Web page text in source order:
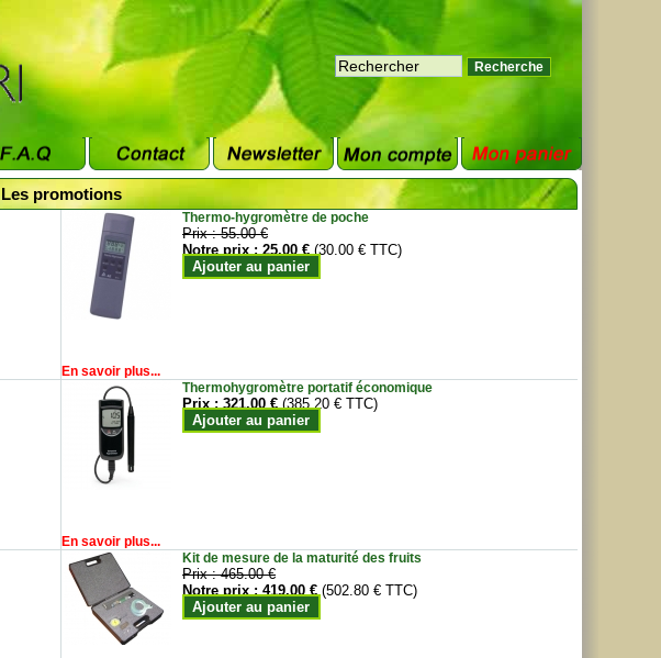
Les promotions
Thermo-hygromètre de poche
Prix :55.00 €
Notre prix :25.00 € (30.00 € TTC)
Ajouter au panier
En savoir plus...
Thermohygromètre portatif économique
Prix :321.00 € (385.20 € TTC)
Ajouter au panier
En savoir plus...
Kit de mesure de la maturité des fruits
Prix :465.00 €
Notre prix :419.00 € (502.80 € TTC)
Ajouter au panier